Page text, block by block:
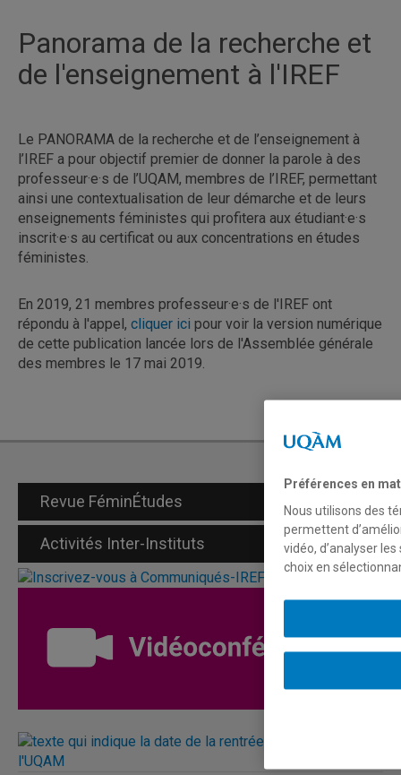
Panorama de la recherche et
de l'enseignement à l'IREF
Le PANORAMA de la recherche et de l’enseignement à
l’IREF a pour objectif premier de donner la parole à des
professeur·e·s de l’UQAM, membres de l’IREF, permettant
ainsi une contextualisation de leur démarche et de leurs
enseignements féministes qui profitera aux étudiant·e·s
inscrit·e·s au certificat ou aux concentrations en études
féministes.
En 2019, 21 membres professeur·e·s de l'IREF ont
répondu à l'appel, cliquer ici pour voir la version numérique
de cette publication lancée lors de l'Assemblée générale
des membres le 17 mai 2019.
Revue FéminÉtudes
Activités Inter-Instituts
Préférences en
Nous utilisons des
permettent
vidéo, d’analyser
choix en